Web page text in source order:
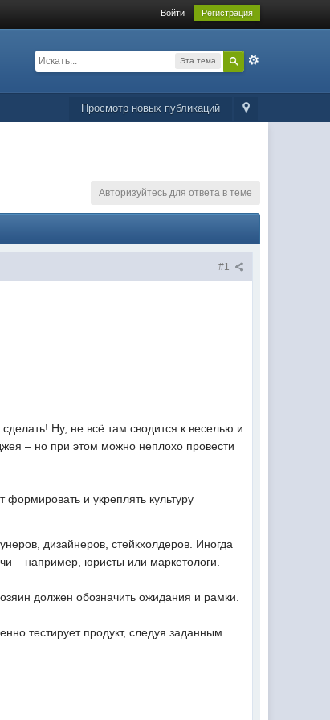
Войти Регистрация
Эта тема
Просмотр новых публикаций
Авторизуйтесь для ответа в теме
#1
Ну, не всё там сводится к веселью и
– но при этом можно неплохо провести
формировать и укреплять культуру
дизайнеров, стейкхолдеров. Иногда
– например, юристы или маркетологи.
должен обозначить ожидания и рамки.
тестирует продукт, следуя заданным